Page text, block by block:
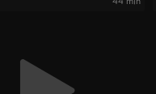
44 min